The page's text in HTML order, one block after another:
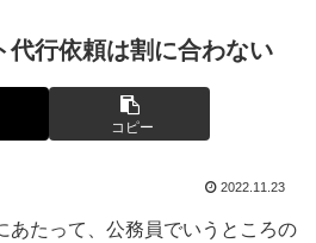
代行依頼は割に合わない
コピー
2022.11.23
あたって、公務員でいうところの